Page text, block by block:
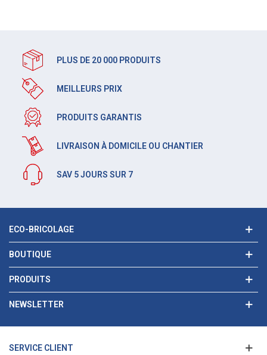
PLUS DE 20 000 PRODUITS
MEILLEURS PRIX
PRODUITS GARANTIS
LIVRAISON À DOMICILE OU CHANTIER
SAV 5 JOURS SUR 7
ECO-BRICOLAGE
BOUTIQUE
PRODUITS
NEWSLETTER
SERVICE CLIENT